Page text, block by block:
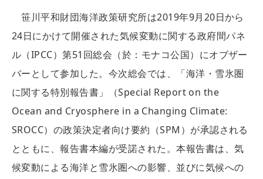
笹川平和財団海洋政策研究所は2019年9月20日から
24日にかけて開催された気候変動に関する政府間パネ
ル（IPCC）第51回総会（於：モナコ公国）にオブザー
バーとして参加した。今次総会では、「海洋・雪氷圏
に関する特別報告書」（Special Report on the
Ocean and Cryosphere in a Changing Climate:
SROCC）の政策決定者向け要約（SPM）が承認される
とともに、報告書本編が受諾された。本報告書は、気
候変動による海洋と雪氷圏への影響、並びに気候への